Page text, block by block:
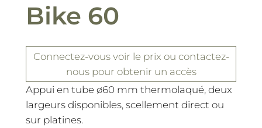
Bike 60
Connectez-vousvoir le prix ou contactez-
nous pour obtenir un accès
Appui en tube ø60 mm thermolaqué, deux
largeurs disponibles, scellement direct ou
sur platines.